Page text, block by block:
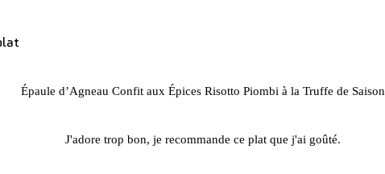
Épaule d’Agneau Confit aux Épices Risotto Piombi à la Truffe de Saison
J'adore trop bon, je recommande ce plat que j'ai goûté.